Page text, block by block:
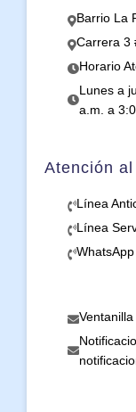
Barrio La
Carrera 3
Horario
Lunes a
a.m. a
Atención
Línea
Línea